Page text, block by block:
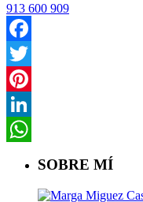
913 600 909
Facebook
Twitter
Pinterest
LinkedIn
SOBRE MÍ